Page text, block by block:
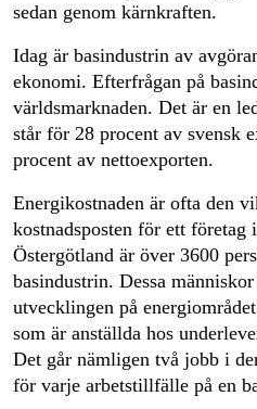
sedan genom kärnkraften.
Idag är basindustrin av
ekonomi. Efterfrågan på
världsmarknaden. Det är en
står för 28 procent av svensk
procent av nettoexporten.
Energikostnaden är ofta den
kostnadsposten för ett
Östergötland är över 3600
basindustrin. Dessa
utvecklingen på
som är anställda hos
Det går nämligen två jobb i
för varje arbetstillfälle på en